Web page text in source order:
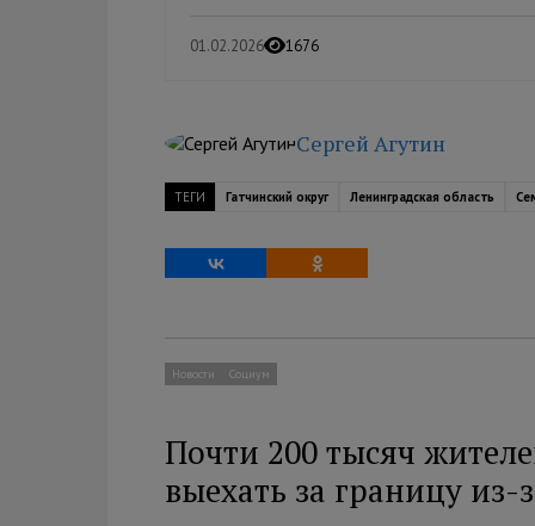
01.02.2026 1676
Сергей Агутин
ТЕГИ Гатчинский округ Ленинградская область
Новости Социум
Почти 200 тысяч
выехать за границу из-